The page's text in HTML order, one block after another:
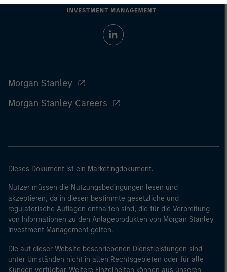
Morgan Stanley
Morgan Stanley Careers
Dieses Dokument ist ein Marketingdokument.
Nutzer müssen die Nutzungsbedingungen lesen und
akzeptieren, da in diesen bestimmte gesetzliche und
regulatorische Auflagen enthalten sind, die für die Verbreitung
von Informationen zu den Anlageprodukten von Morgan Stanley
Investment Management gelten.
Die auf dieser Website beschriebenen Dienstleistungen sind
unter Umständen nicht in allen Rechtsgebieten oder für alle
Kunden verfügbar. Weitere Einzelheiten können aus unseren